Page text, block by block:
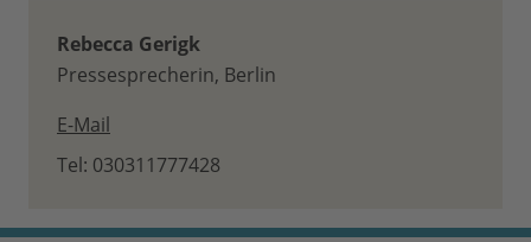
Rebecca Gerigk
Pressesprecherin, Berlin
E-Mail
Tel: 030311777428